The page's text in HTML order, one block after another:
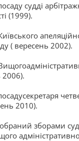
судді
(1999).
( вересень 2002).
2006).
2010).
зборами